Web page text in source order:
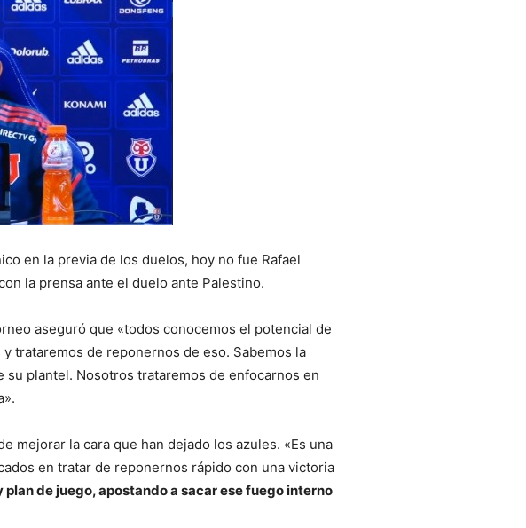
en la previa de los duelos, hoy no fue Rafael
la prensa ante el duelo ante Palestino.
aseguró que «todos conocemos el potencial de
trataremos de reponernos de eso. Sabemos la
plantel. Nosotros trataremos de enfocarnos en
mejorar la cara que han dejado los azules. «Es una
en tratar de reponernos rápido con una victoria
plan de juego, apostando a sacar ese fuego interno